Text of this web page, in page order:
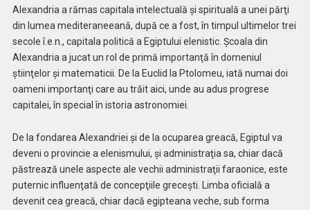
Alexandria a rămas capitala intelectuală şi spirituală a unei părţi
din lumea mediteraneeană, după ce a fost, în timpul ultimelor trei
secole î.e.n., capitala politică a Egiptului elenistic. Şcoala din
Alexandria a jucat un rol de primă importanţă în domeniul
ştiinţelor şi matematicii. De la Euclid la Ptolomeu, iată numai doi
oameni importanţi care au trăit aici, unde au adus progrese
capitalei, în special în istoria astronomiei.
De la fondarea Alexandriei şi de la ocuparea greacă, Egiptul va
deveni o provincie a elenismului, şi administraţia sa, chiar dacă
păstrează unele aspecte ale vechii administraţii faraonice, este
puternic influenţată de concepţiile greceşti. Limba oficială a
devenit cea greacă, chiar dacă egipteana veche, sub forma